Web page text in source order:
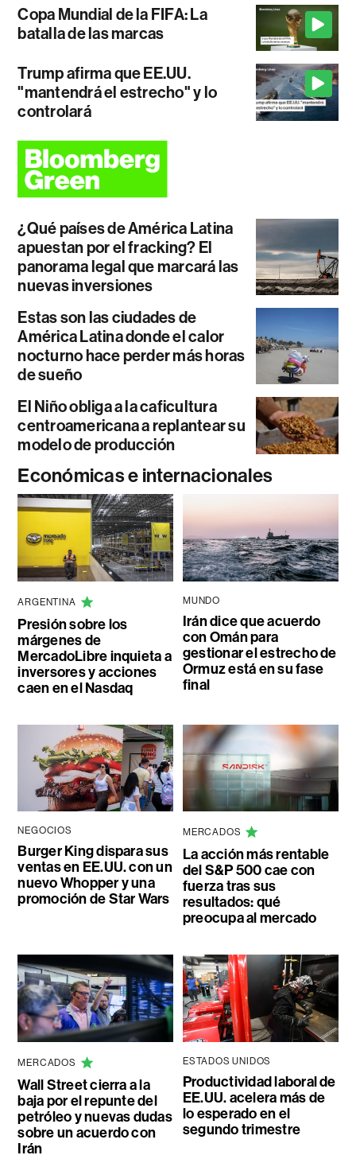
Copa Mundial de la FIFA: La
batalla de las marcas
Trump afirma que EE.UU.
"mantendrá el estrecho" y lo
controlará
¿Qué países de América Latina
apuestan por el fracking? El
panorama legal que marcará las
nuevas inversiones
Estas son las ciudades de
América Latina donde el calor
nocturno hace perder más horas
de sueño
El Niño obliga a la caficultura
centroamericana a replantear su
modelo de producción
Económicas e internacionales
ARGENTINA
Presión sobre los
márgenes de
MercadoLibre inquieta a
inversores y acciones
caen en el Nasdaq
MUNDO
Irán dice que acuerdo
con Omán para
gestionar el estrecho de
Ormuz está en su fase
final
NEGOCIOS
Burger King dispara sus
ventas en EE.UU. con un
nuevo Whopper y una
promoción de Star Wars
MERCADOS
La acción más rentable
del S&P 500 cae con
fuerza tras sus
resultados: qué
preocupa al mercado
MERCADOS
Wall Street cierra a la
baja por el repunte del
petróleo y nuevas dudas
sobre un acuerdo con
Irán
ESTADOS UNIDOS
Productividad laboral de
EE.UU. acelera más de
lo esperado en el
segundo trimestre